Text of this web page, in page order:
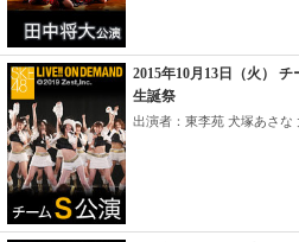
2015年10月13日（火）
生誕祭
出演者：東李苑 犬塚あさな